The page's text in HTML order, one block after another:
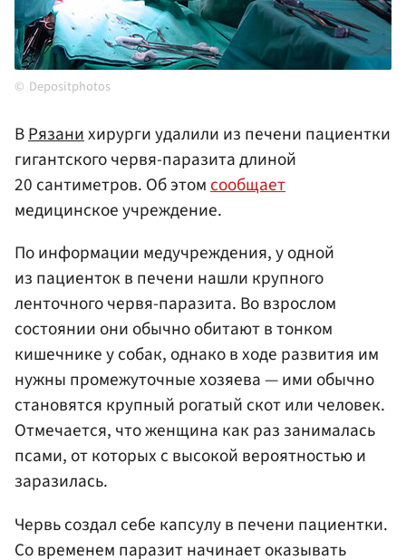
Depositphotos
ВРязанихирурги удалили из печени пациентки
гигантского червя-паразита длиной
20 сантиметров. Об этомсообщает
медицинское учреждение.
По информации медучреждения, у одной
из пациенток в печени нашли крупного
ленточного червя-паразита. Во взрослом
состоянии они обычно обитают в тонком
кишечнике у собак, однако в ходе развития им
нужны промежуточные хозяева — ими обычно
становятся крупный рогатый скот или человек.
Отмечается, что женщина как раз занималась
псами, от которых с высокой вероятностью и
заразилась.
Червь создал себе капсулу в печени пациентки.
Со временем паразит начинает оказывать